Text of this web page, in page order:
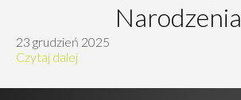
Narodzenia
23 grudzień 2025
Czytaj dalej